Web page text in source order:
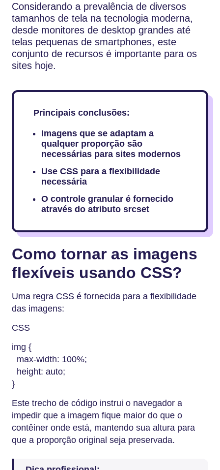
Considerando a prevalência de diversos
tamanhos de tela na tecnologia moderna,
desde monitores de desktop grandes até
telas pequenas de smartphones, este
conjunto de recursos é importante para os
sites hoje.
Principais conclusões:
Imagens que se adaptam a
qualquer proporção são
necessárias para sites modernos
Use CSS para a flexibilidade
necessária
O controle granular é fornecido
através do atributo srcset
Como tornar as imagens
flexíveis usando CSS?
Uma regra CSS é fornecida para a flexibilidade
das imagens:
CSS
img {
max-width: 100%;
height: auto;
}
Este trecho de código instrui o navegador a
impedir que a imagem fique maior do que o
contêiner onde está, mantendo sua altura para
que a proporção original seja preservada.